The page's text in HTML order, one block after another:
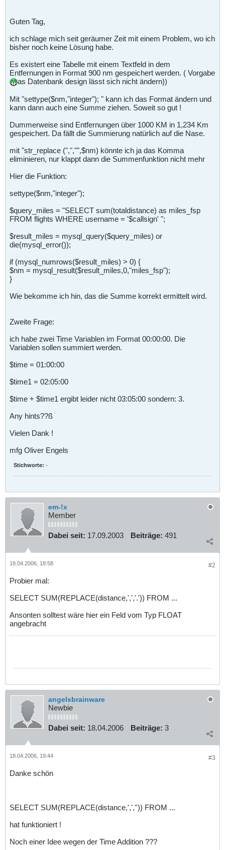
Guten Tag,
ich schlage mich seit geräumer Zeit mit einem Problem, wo ich
bisher noch keine Lösung habe.
Es existert eine Tabelle mit einem Textfeld in dem
Entfernungen in Format 900 nm gespeichert werden. ( Vorgabe
as Datenbank design lässt sich nicht ändern))
Mit "settype($nm,"integer"); " kann ich das Format ändern und
kann dann auch eine Summe ziehen. Soweit so gut !
Dummerweise sind Entfernungen über 1000 KM in 1,234 Km
gespeichert. Da fällt die Summierung natürlich auf die Nase.
mit "str_replace (",","",$nm) könnte ich ja das Komma
eliminieren, nur klappt dann die Summenfunktion nicht mehr
Hier die Funktion:
settype($nm,"integer");
$query_miles = "SELECT sum(totaldistance) as miles_fsp
FROM flights WHERE username = '$callsign' ";
$result_miles = mysql_query($query_miles) or
die(mysql_error());
if (mysql_numrows($result_miles) > 0) {
$nm = mysql_result($result_miles,0,"miles_fsp");
}
Wie bekomme ich hin, das die Summe korrekt ermittelt wird.
Zweite Frage:
ich habe zwei Time Variablen im Format 00:00:00. Die
Variablen sollen summiert werden.
$time = 01:00:00
$time1 = 02:05:00
$time + $time1 ergibt leider nicht 03:05:00 sondern: 3.
Any hints??ß
Vielen Dank !
mfg Oliver Engels
Stichworte: -
em-!x
Member
Dabei seit: 17.09.2003 Beiträge: 491
#2
18.04.2006, 18:58
Probier mal:
SELECT SUM(REPLACE(distance,',','.')) FROM ...
Ansonten solltest wäre hier ein Feld vom Typ FLOAT
angebracht
angelsbrainware
Newbie
Dabei seit: 18.04.2006 Beiträge: 3
#3
18.04.2006, 19:44
Danke schön
SELECT SUM(REPLACE(distance,',','')) FROM ...
hat funktioniert !
Noch einer Idee wegen der Time Addition ???